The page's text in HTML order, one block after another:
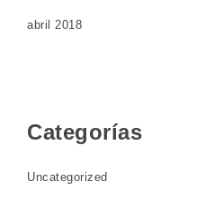
abril 2018
Categorías
Uncategorized